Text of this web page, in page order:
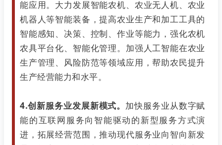
能应用。大力发展智能农机、农业无人机、农业
机器人等智能装备，提高农业生产和加工工具的
智能感知、决策、控制、作业等能力，强化农机
农具平台化、智能化管理。加强人工智能在农业
生产管理、风险防范等领域应用，帮助农民提升
生产经营能力和水平。
4.创新服务业发展新模式。 加快服务业从数字赋
能的互联网服务向智能驱动的新型服务方式演
进，拓展经营范围，推动现代服务业向智向新发